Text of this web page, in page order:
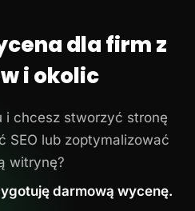
dla firm z
i okolic
i chcesz stworzyć stronę
SEO lub zoptymalizować
witrynę?
darmową wycenę.